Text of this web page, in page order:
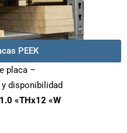
PEEK
placa –
disponibilidad
«THx12 «W